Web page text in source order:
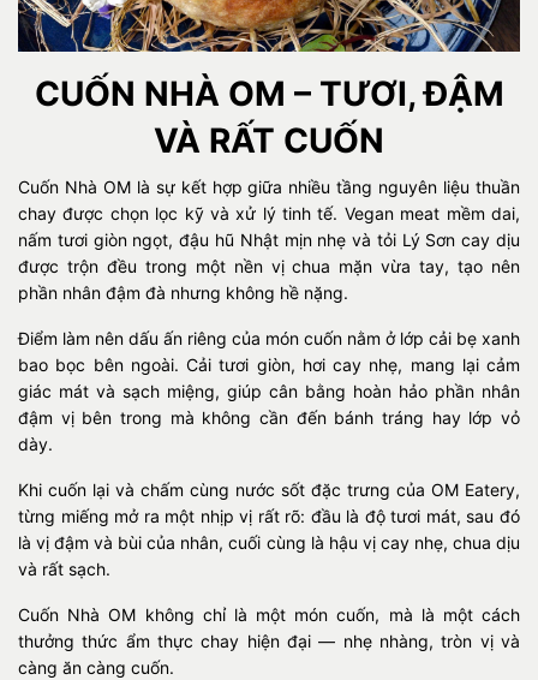
CUỐN NHÀ OM – TƯƠI, ĐẬM
VÀ RẤT CUỐN
Cuốn Nhà OM là sự kết hợp giữa nhiều tầng nguyên liệu thuần
chay được chọn lọc kỹ và xử lý tinh tế. Vegan meat mềm dai,
nấm tươi giòn ngọt, đậu hũ Nhật mịn nhẹ và tỏi Lý Sơn cay dịu
được trộn đều trong một nền vị chua mặn vừa tay, tạo nên
phần nhân đậm đà nhưng không hề nặng.
Điểm làm nên dấu ấn riêng của món cuốn nằm ở lớp cải bẹ xanh
bao bọc bên ngoài. Cải tươi giòn, hơi cay nhẹ, mang lại cảm
giác mát và sạch miệng, giúp cân bằng hoàn hảo phần nhân
đậm vị bên trong mà không cần đến bánh tráng hay lớp vỏ
dày.
Khi cuốn lại và chấm cùng nước sốt đặc trưng của OM Eatery,
từng miếng mở ra một nhịp vị rất rõ: đầu là độ tươi mát, sau đó
là vị đậm và bùi của nhân, cuối cùng là hậu vị cay nhẹ, chua dịu
và rất sạch.
Cuốn Nhà OM không chỉ là một món cuốn, mà là một cách
thưởng thức ẩm thực chay hiện đại — nhẹ nhàng, tròn vị và
càng ăn càng cuốn.